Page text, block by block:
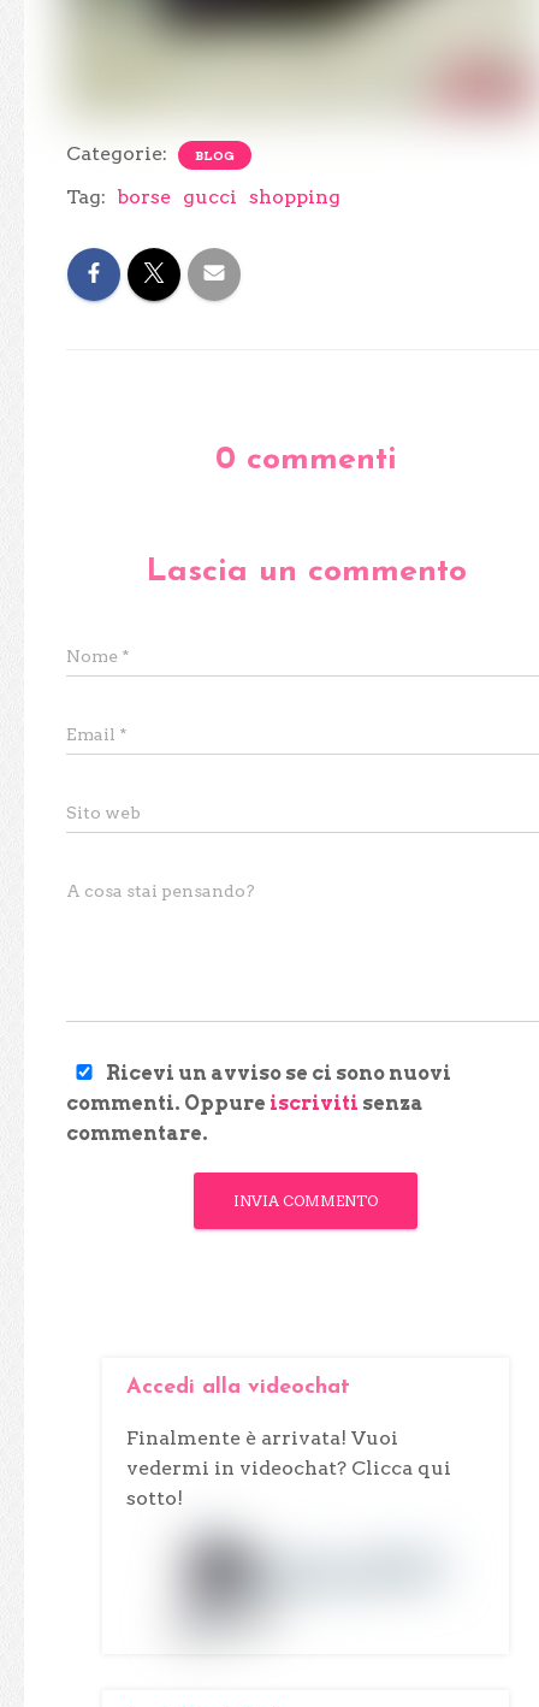
Categorie: BLOG
Tag: borse gucci shopping
0 commenti
Lascia un commento
Nome *
Email *
Sito web
A cosa stai pensando?
Ricevi un avviso se ci sono nuovi
commenti. Oppure iscriviti senza
commentare.
Accedi alla videochat
Finalmente è arrivata! Vuoi
vedermi in videochat? Clicca qui
sotto!